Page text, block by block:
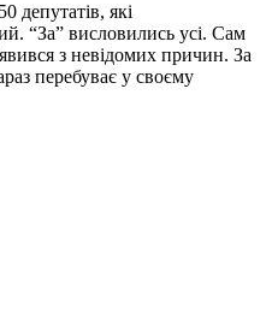
депутатів, які
“За” висловились усі. Сам
з невідомих причин. За
перебуває у своєму